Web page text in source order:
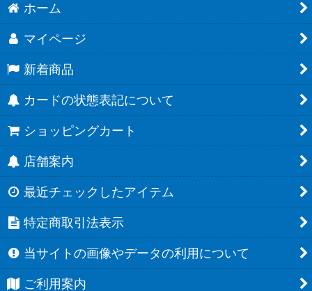
ホーム
マイページ
新着商品
カードの状態表記について
ショッピングカート
店舗案内
最近チェックしたアイテム
特定商取引法表示
当サイトの画像やデータの利用について
ご利用案内